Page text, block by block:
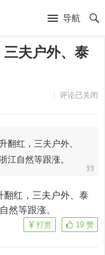
导航
夫户外、泰
评论已关闭
翻红，三夫户外、
江自然等跟涨。
红，三夫户外、泰
然等跟涨。
19 赞
打赏